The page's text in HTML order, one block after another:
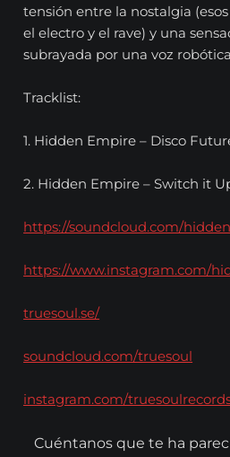
tensión entre la nostalgia
el electro y el rave) y una
subrayada por una voz
Tracklist:
1. Hidden Empire – Disco
2. Hidden Empire – Switch it
https://soundcloud.com/
https://www.instagram.com/
truesoul.se/
soundcloud.com/truesoul
instagram.com/
Cuéntanos que te ha